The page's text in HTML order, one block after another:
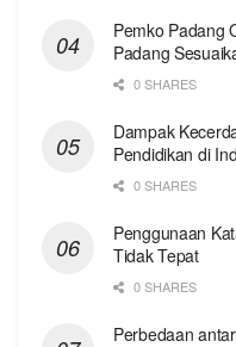
Pemko Padang
Padang
0 SHARES
Dampak
Pendidikan di
0 SHARES
Penggunaan
Tidak Tepat
0 SHARES
Perbedaan